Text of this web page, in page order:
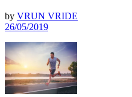
by VRUN VRIDE
26/05/2019